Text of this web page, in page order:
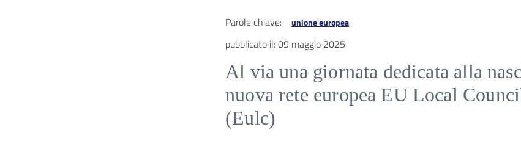
Parole chiave: unione europea
pubblicato il:09 maggio 2025
Al via una giornata dedicata alla
nuova rete europea EU Local
(Eulc)